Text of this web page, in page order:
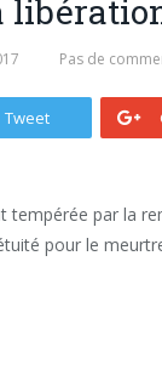
Pas de
Tweet
tempérée par la
pour le